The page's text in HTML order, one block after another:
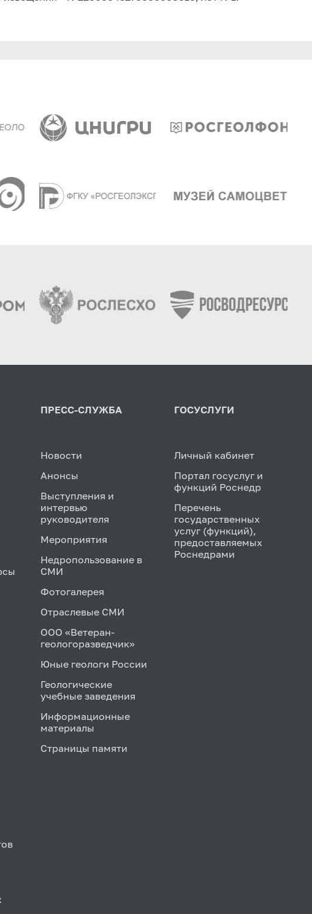
ПРЕСС-СЛУЖБА
Новости
Анонсы
Выступления и
интервью
руководителя
Мероприятия
Недропользование в
СМИ
Фотогалерея
Отраслевые СМИ
ООО «Ветеран-
геологоразведчик»
Юные геологи России
Геологические
учебные заведения
Информационные
материалы
Страницы памяти
ГОСУСЛУГИ
Личный кабинет
Портал госуслуг и
функций Роснедр
Перечень
государственных
услуг (функций),
предоставляемых
Роснедрами